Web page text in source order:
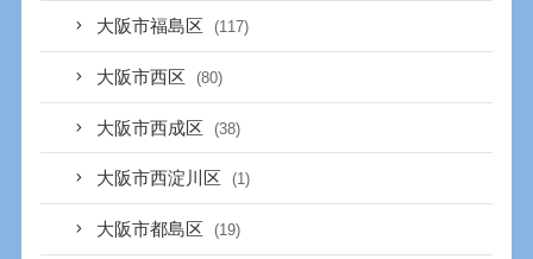
大阪市福島区 (117)
大阪市西区 (80)
大阪市西成区 (38)
大阪市西淀川区 (1)
大阪市都島区 (19)